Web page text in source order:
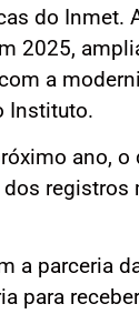
do Inmet.
2025,
a
Instituto.
ano,
a parceria
para